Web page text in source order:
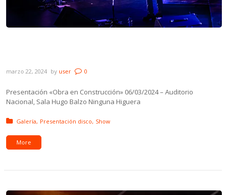
marzo 22, 2024 by user 0
Presentación «Obra en Construcción» 06/03/2024 – Auditorio
Nacional, Sala Hugo Balzo Ninguna Higuera
Posted in:
Galería Presentación disco Show
More